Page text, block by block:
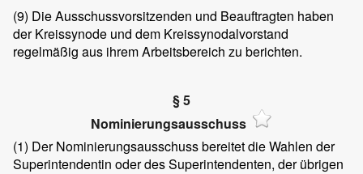
(9) Die Ausschussvorsitzenden und Beauftragten haben
der Kreissynode und dem Kreissynodalvorstand
regelmäßig aus ihrem Arbeitsbereich zu berichten.
§ 5
Nominierungsausschuss
(1) Der Nominierungsausschuss bereitet die Wahlen der
Superintendentin oder des Superintendenten, der übrigen